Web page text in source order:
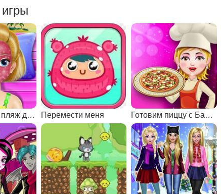
Тропический пляж для девочек 8 лет Перемести меня Готовим пиццу с Барби